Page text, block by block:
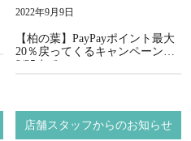
2022年9月9日
【柏の葉】PayPayポイント最大
20％戻ってくるキャンペーン
9/25まで
店舗スタッフからのお知らせ